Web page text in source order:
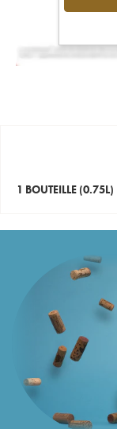
1 BOUTEILLE (0.75L)